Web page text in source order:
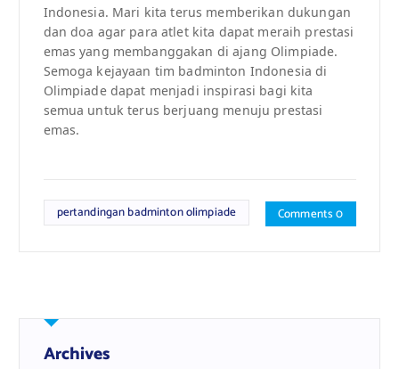
Indonesia. Mari kita terus memberikan dukungan
dan doa agar para atlet kita dapat meraih prestasi
emas yang membanggakan di ajang Olimpiade.
Semoga kejayaan tim badminton Indonesia di
Olimpiade dapat menjadi inspirasi bagi kita
semua untuk terus berjuang menuju prestasi
emas.
pertandingan badminton olimpiade Comments 0
Archives